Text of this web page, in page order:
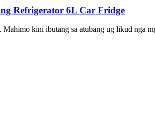
Refrigerator 6L Car Fridge
kini ibutang sa atubang ug likud nga